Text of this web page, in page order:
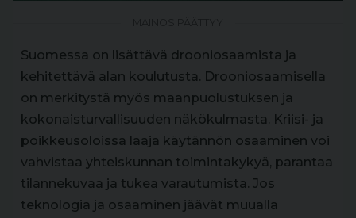
Suomessa on lisättävä drooniosaamista ja
kehitettävä alan koulutusta. Drooniosaamisella
on merkitystä myös maanpuolustuksen ja
kokonaisturvallisuuden näkökulmasta. Kriisi- ja
poikkeusoloissa laaja käytännön osaaminen voi
vahvistaa yhteiskunnan toimintakykyä, parantaa
tilannekuvaa ja tukea varautumista. Jos
teknologia ja osaaminen jäävät muualla